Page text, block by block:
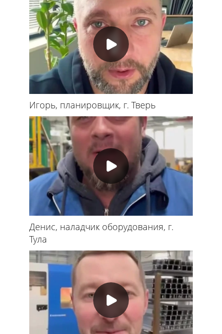
Игорь, планировщик, г. Тверь
Денис, наладчик оборудования, г.
Тула